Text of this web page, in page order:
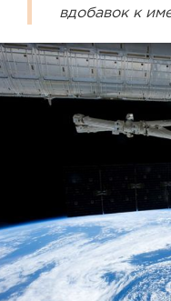
вдобавок к